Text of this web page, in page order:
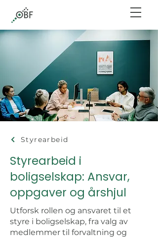
Styrearbeid
Styrearbeid i
boligselskap: Ansvar,
oppgaver og årshjul
Utforsk rollen og ansvaret til et
styre i boligselskap, fra valg av
medlemmer til forvaltning og